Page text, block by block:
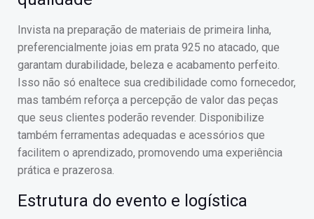
Invista na preparação de materiais de primeira linha,
preferencialmente joias em prata 925 no atacado, que
garantam durabilidade, beleza e acabamento perfeito.
Isso não só enaltece sua credibilidade como fornecedor,
mas também reforça a percepção de valor das peças
que seus clientes poderão revender. Disponibilize
também ferramentas adequadas e acessórios que
facilitem o aprendizado, promovendo uma experiência
prática e prazerosa.
Estrutura do evento e logística